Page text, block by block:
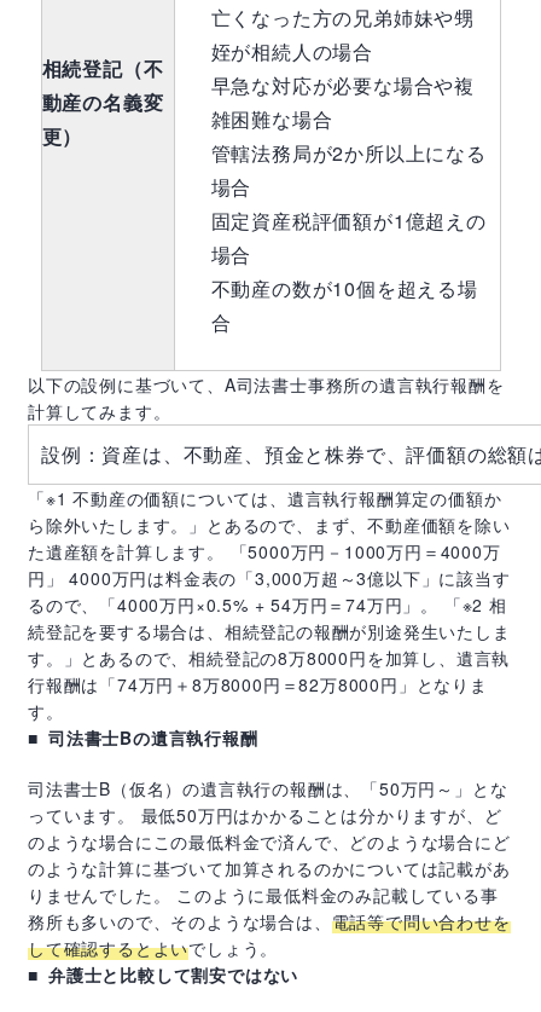
相続登記（不
動産の名義変
更）
亡くなった方の兄弟姉妹や甥
姪が相続人の場合
早急な対応が必要な場合や複
雑困難な場合
管轄法務局が2か所以上になる
場合
固定資産税評価額が1億超えの
場合
不動産の数が10個を超える場
合
以下の設例に基づいて、A司法書士事務所の遺言執行報酬を
計算してみます。
設例：資産は、不動産、預金と株券で、評価額の総額
「※1 不動産の価額については、遺言執行報酬算定の価額か
ら除外いたします。」とあるので、まず、不動産価額を除い
た遺産額を計算します。 「5000万円－1000万円＝4000万
円」 4000万円は料金表の「3,000万超～3億以下」に該当す
るので、「4000万円×0.5% + 54万円＝74万円」。 「※2 相
続登記を要する場合は、相続登記の報酬が別途発生いたしま
す。」とあるので、相続登記の8万8000円を加算し、遺言執
行報酬は「74万円＋8万8000円＝82万8000円」となりま
す。
司法書士Bの遺言執行報酬
司法書士B （仮名）の遺言執行の報酬は、「50万円～」とな
っています。 最低50万円はかかることは分かりますが、ど
のような場合にこの最低料金で済んで、どのような場合にど
のような計算に基づいて加算されるのかについては記載があ
りませんでした。 このように最低料金のみ記載している事
務所も多いので、そのような場合は、 電話等で問い合わせを
して確認するとよいでしょう。
弁護士と比較して割安ではない